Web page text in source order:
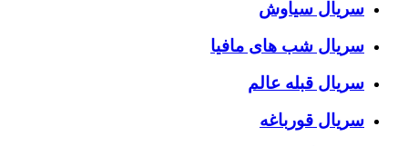
سریال سیاوش
سریال شب های مافیا
سریال قبله عالم
سریال قورباغه